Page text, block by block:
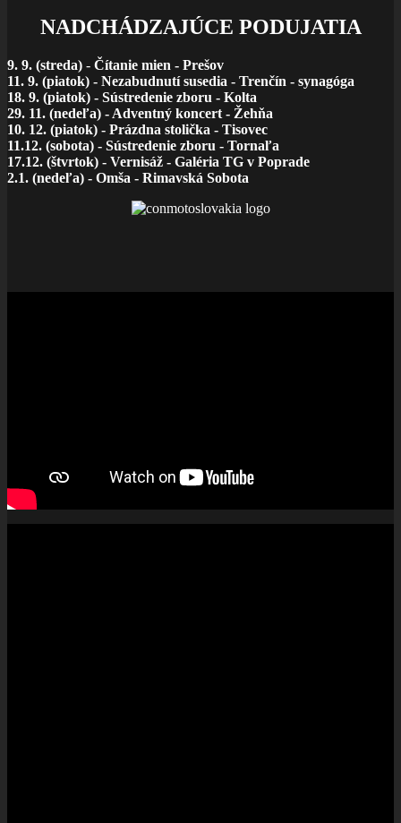
NADCHÁDZAJÚCE PODUJATIA
9. 9. (streda) - Čítanie mien - Prešov
11. 9. (piatok) - Nezabudnutí susedia - Trenčín - synagóga
18. 9. (piatok) - Sústredenie zboru - Kolta
29. 11. (nedeľa) - Adventný koncert - Žehňa
10. 12. (piatok) - Prázdna stolička - Tisovec
11.12. (sobota) - Sústredenie zboru - Tornaľa
17.12. (štvrtok) - Vernisáž - Galéria TG v Poprade
2.1. (nedeľa) - Omša - Rimavská Sobota